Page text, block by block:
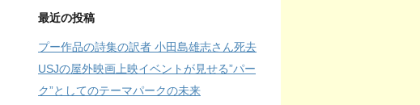
最近の投稿
プー作品の詩集の訳者 小田島雄志さん死去
USJの屋外映画上映イベントが見せる”パー
ク”としてのテーマパークの未来